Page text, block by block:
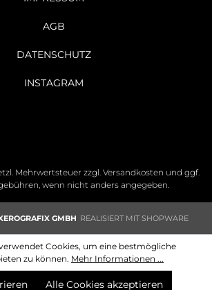
AGB
DATENSCHUTZ
INSTAGRAM
Mehrwertsteuer zzgl. Versandkosten und ggf.
wenn nicht anders angegeben.
GMBH REALISIERT MIT SHOPWARE
Cookies, um eine bestmögliche
zu können. Mehr Informationen ...
Alle Cookies akzeptieren